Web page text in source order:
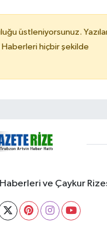
üstleniyorsunuz.
hiçbir şekilde
ve Çaykur